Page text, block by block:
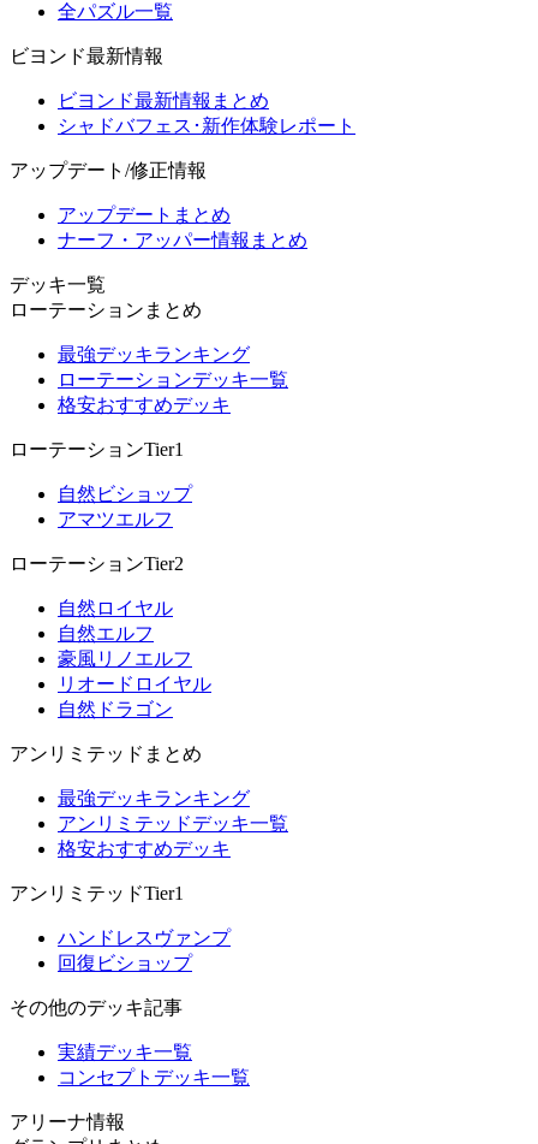
全パズル一覧
ビヨンド最新情報
ビヨンド最新情報まとめ
シャドバフェス･新作体験レポート
アップデート/修正情報
アップデートまとめ
ナーフ・アッパー情報まとめ
デッキ一覧
ローテーションまとめ
最強デッキランキング
ローテーションデッキ一覧
格安おすすめデッキ
ローテーションTier1
自然ビショップ
アマツエルフ
ローテーションTier2
自然ロイヤル
自然エルフ
豪風リノエルフ
リオードロイヤル
自然ドラゴン
アンリミテッドまとめ
最強デッキランキング
アンリミテッドデッキ一覧
格安おすすめデッキ
アンリミテッドTier1
ハンドレスヴァンプ
回復ビショップ
その他のデッキ記事
実績デッキ一覧
コンセプトデッキ一覧
アリーナ情報